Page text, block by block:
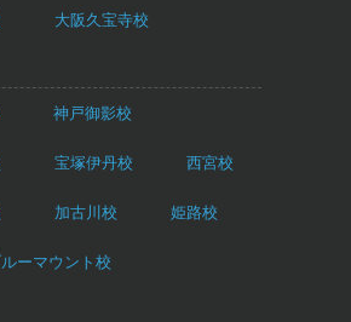
大阪久宝寺校
神戸御影校
宝塚伊丹校 西宮校
加古川校 姫路校
ーマウント校